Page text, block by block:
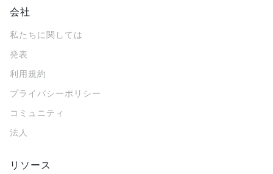
会社
私たちに関しては
発表
利用規約
プライバシーポリシー
コミュニティ
法人
リソース